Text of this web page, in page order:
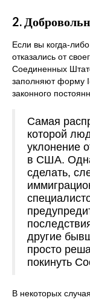
2.
Если вы когда-
отказались от
Соединенных
заполняют форму
законного
Самая
которой
уклонение
в США.
сделать,
другие
просто
покинуть
В некоторых